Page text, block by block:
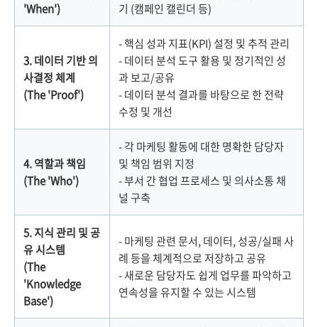
'When')
기 (캠페인 캘린더 등)
3. 데이터 기반 의
사결정 체계
(The 'Proof')
- 핵심 성과 지표(KPI) 설정 및 추적 관리
- 데이터 분석 도구 활용 및 정기적인 성
과 보고/공유
- 데이터 분석 결과를 바탕으로 한 전략
수정 및 개선
4. 역할과 책임
(The 'Who')
- 각 마케팅 활동에 대한 명확한 담당자
및 책임 범위 지정
- 부서 간 협업 프로세스 및 의사소통 채
널 구축
5. 지식 관리 및 공
유 시스템
(The
'Knowledge
Base')
- 마케팅 관련 문서, 데이터, 성공/실패 사
례 등을 체계적으로 저장하고 공유
- 새로운 담당자도 쉽게 업무를 파악하고
연속성을 유지할 수 있는 시스템